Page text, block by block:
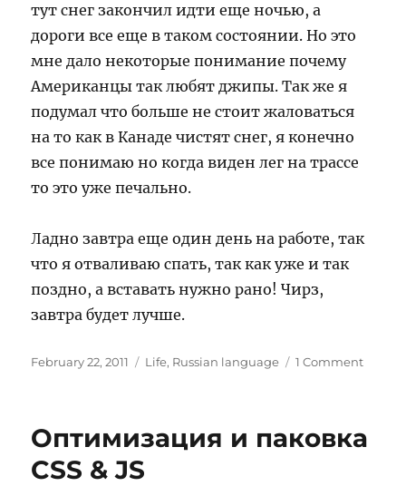
тут снег закончил идти еще ночью, а
дороги все еще в таком состоянии. Но это
мне дало некоторые понимание почему
Американцы так любят джипы. Так же я
подумал что больше не стоит жаловаться
на то как в Канаде чистят снег, я конечно
все понимаю но когда виден лег на трассе
то это уже печально.
Ладно завтра еще один день на работе, так
что я отваливаю спать, так как уже и так
поздно, а вставать нужно рано! Чирз,
завтра будет лучше.
Posted
February 22, 2011 Categories
Life, Russian language 1 Commenton
работе
Оптимизация и паковка
CSS & JS